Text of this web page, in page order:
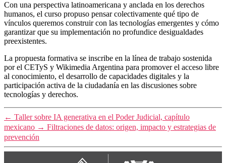
Con una perspectiva latinoamericana y anclada en los derechos
humanos, el curso propuso pensar colectivamente qué tipo de
vínculos queremos construir con las tecnologías emergentes y cómo
garantizar que su implementación no profundice desigualdades
preexistentes.
La propuesta formativa se inscribe en la línea de trabajo sostenida
por el CETyS y Wikimedia Argentina para promover el acceso libre
al conocimiento, el desarrollo de capacidades digitales y la
participación activa de la ciudadanía en las discusiones sobre
tecnologías y derechos.
← Taller sobre IA generativa en el Poder Judicial, capítulo
mexicano → Filtraciones de datos: origen, impacto y estrategias de
prevención